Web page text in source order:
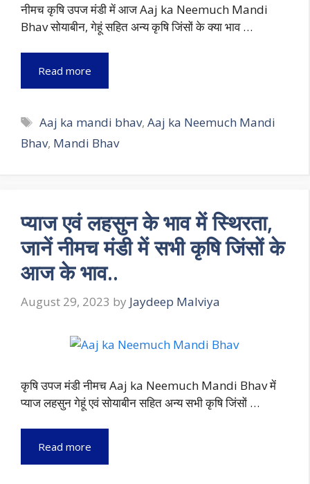
नीमच कृषि उपज मंडी में आज Aaj ka Neemuch Mandi
Bhav सोयाबीन, गेहूं सहित अन्य कृषि जिंसों के क्या भाव …
Read more
Tags
Aaj ka mandi bhav,Aaj ka Neemuch Mandi
Bhav, Mandi Bhav
प्याज एवं लहसुन के भाव में स्थिरता,
जानें नीमच मंडी में सभी कृषि जिंसों के
आज के भाव..
August 29, 2023 by Jaydeep Malviya
कृषि उपज मंडी नीमच Aaj ka Neemuch Mandi Bhav में
प्याज लहसुन गेहूं एवं सोयाबीन सहित अन्य सभी कृषि जिंसों …
Read more